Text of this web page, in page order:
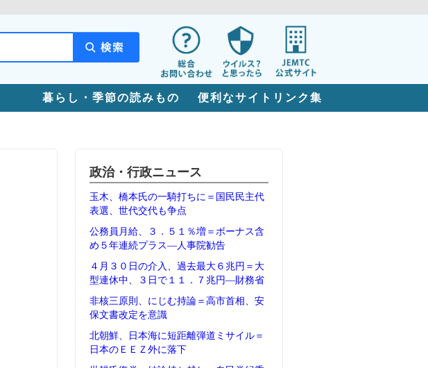
暮らし・季節の読みもの 便利なサイトリンク集
政治・行政ニュース
玉木、橋本氏の一騎打ちに＝国民民主代
表選、世代交代も争点
公務員月給、３．５１％増＝ボーナス含
め５年連続プラス―人事院勧告
４月３０日の介入、過去最大６兆円＝大
型連休中、３日で１１．７兆円―財務省
非核三原則、にじむ持論＝高市首相、安
保文書改定を意識
北朝鮮、日本海に短距離弾道ミサイル＝
日本のＥＥＺ外に落下